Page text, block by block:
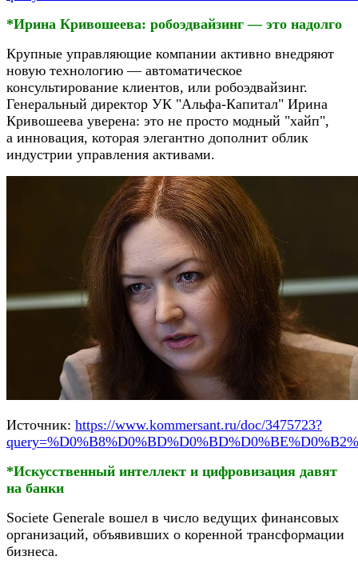
*Ирина Кривошеева: робоэдвайзинг — это надолго
Крупные управляющие компании активно внедряют
новую технологию — автоматическое
консультирование клиентов, или робоэдвайзинг.
Генеральный директор УК "Альфа-Капитал" Ирина
Кривошеева уверена: это не просто модный "хайп",
а инновация, которая элегантно дополнит облик
индустрии управления активами.
Источник: https://www.kommersant.ru/doc/3475723?
*Искусственный интеллект и цифровизация давят
на банки
Societe Generale вошел в число ведущих финансовых
организаций, объявивших о коренной трансформации
бизнеса.